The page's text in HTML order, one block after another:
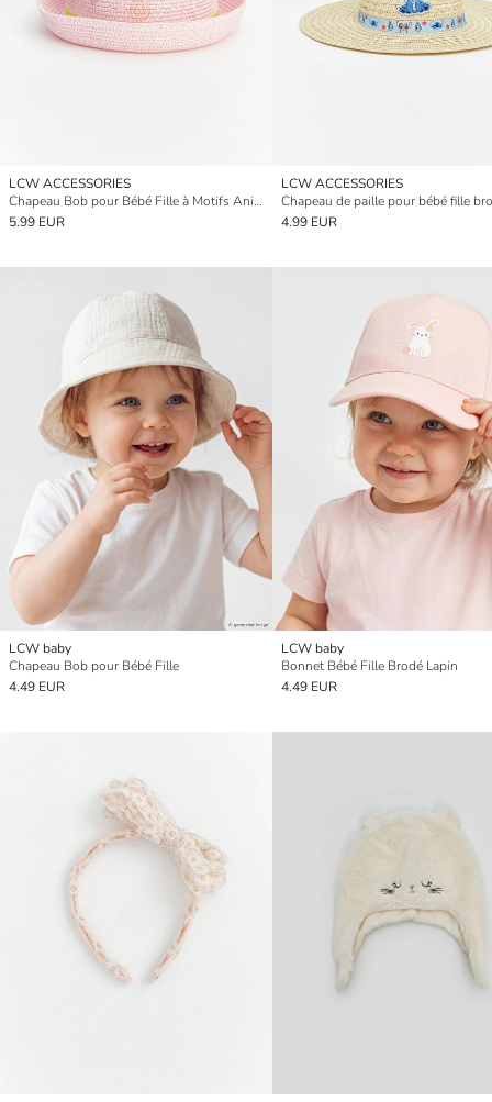
LCW ACCESSORIES
Chapeau Bob pour Bébé Fille à Motifs Animaux
5.99 EUR
LCW ACCESSORIES
4.99 EUR
LCW baby
Chapeau Bob pour Bébé Fille
4.49 EUR
LCW baby
Bonnet Bébé Fille Brodé Lapin
4.49 EUR